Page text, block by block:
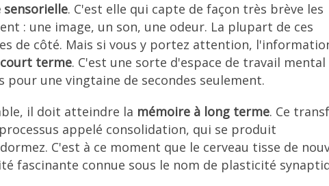
sensorielle. C'est elle qui capte de façon très brève les
: une image, un son, une odeur. La plupart de ces
de côté. Mais si vous y portez attention,
terme. C'est une sorte d'espace de travail
une vingtaine de secondes seulement.
il doit atteindre la mémoire à long terme. Ce
appelé consolidation, qui se produit
C'est à ce moment que le cerveau tisse de
fascinante connue sous le nom de plasticité